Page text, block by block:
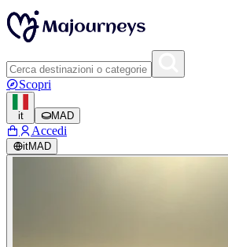
Scopri
it MAD
Accedi
itMAD